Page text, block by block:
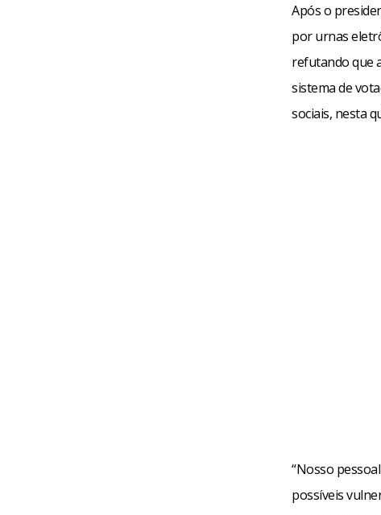
Após o
por urnas
refutando que
sistema de
sociais, nesta
“Nosso
possíveis